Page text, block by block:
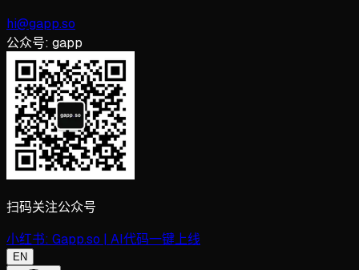
hi@gapp.so
公众号: gapp
扫码关注公众号
小红书: Gapp.so | AI代码一键上线
EN